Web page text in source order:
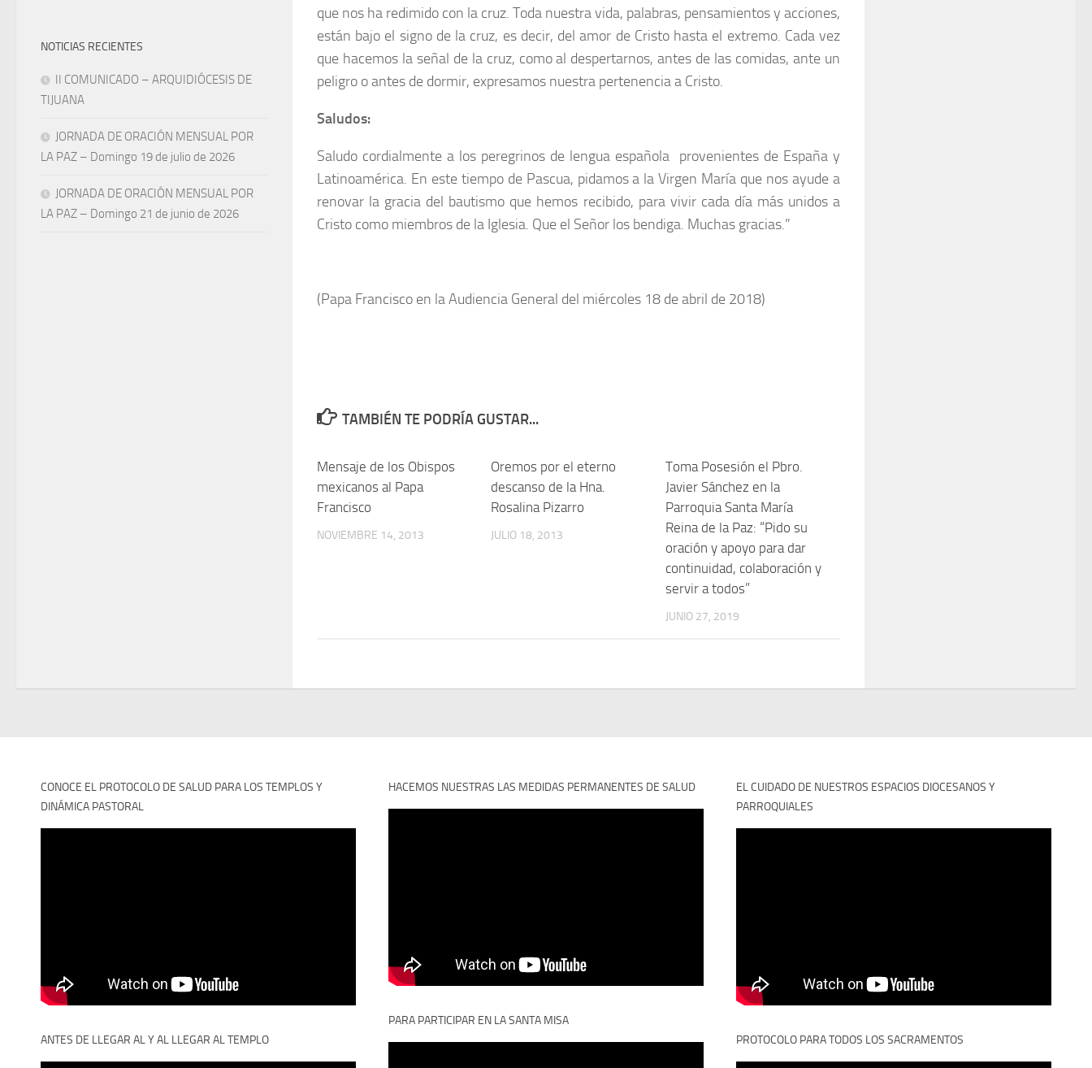
que nos ha redimido con la cruz. Toda nuestra vida, palabras, pensamientos y acciones,
están bajo el signo de la cruz, es decir, del amor de Cristo hasta el extremo. Cada vez
que hacemos la señal de la cruz, como al despertarnos, antes de las comidas, ante un
peligro o antes de dormir, expresamos nuestra pertenencia a Cristo.
Saludos:
Saludo cordialmente a los peregrinos de lengua española provenientes de España y
Latinoamérica. En este tiempo de Pascua, pidamos a la Virgen María que nos ayude a
renovar la gracia del bautismo que hemos recibido, para vivir cada día más unidos a
Cristo como miembros de la Iglesia. Que el Señor los bendiga. Muchas gracias.”
(Papa Francisco en la Audiencia General del miércoles 18 de abril de 2018)
TAMBIÉN TE PODRÍA GUSTAR...
Mensaje de los Obispos
mexicanos al Papa
Francisco
NOVIEMBRE 14, 2013
Oremos por el eterno
descanso de la Hna.
Rosalina Pizarro
JULIO 18, 2013
Toma Posesión el Pbro.
Javier Sánchez en la
Parroquia Santa María
Reina de la Paz: “Pido su
oración y apoyo para dar
continuidad, colaboración y
servir a todos”
JUNIO 27, 2019
NOTICIAS RECIENTES
II COMUNICADO – ARQUIDIÓCESIS DE
TIJUANA
JORNADA DE ORACIÓN MENSUAL POR
LA PAZ – Domingo 19 de julio de 2026
JORNADA DE ORACIÓN MENSUAL POR
LA PAZ – Domingo 21 de junio de 2026
CONOCE EL PROTOCOLO DE SALUD PARA LOS TEMPLOS Y
DINÁMICA PASTORAL
ANTES DE LLEGAR AL Y AL LLEGAR AL TEMPLO
HACEMOS NUESTRAS LAS MEDIDAS PERMANENTES DE SALUD
PARA PARTICIPAR EN LA SANTA MISA
EL CUIDADO DE NUESTROS ESPACIOS DIOCESANOS Y
PARROQUIALES
PROTOCOLO PARA TODOS LOS SACRAMENTOS